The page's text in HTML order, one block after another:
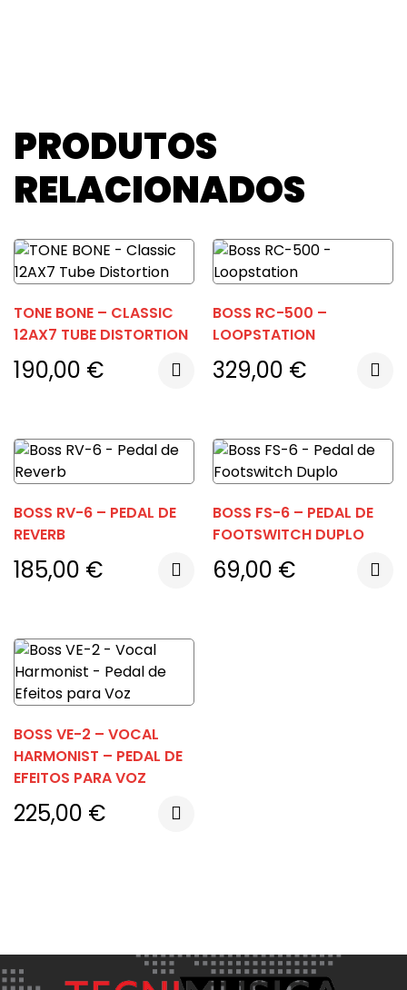
PRODUTOS
RELACIONADOS
TONE BONE – CLASSIC
12AX7 TUBE DISTORTION
190,00 €
BOSS RC-500 –
LOOPSTATION
329,00 €
BOSS RV-6 – PEDAL DE
REVERB
185,00 €
BOSS FS-6 – PEDAL DE
FOOTSWITCH DUPLO
69,00 €
BOSS VE-2 – VOCAL
HARMONIST – PEDAL DE
EFEITOS PARA VOZ
225,00 €